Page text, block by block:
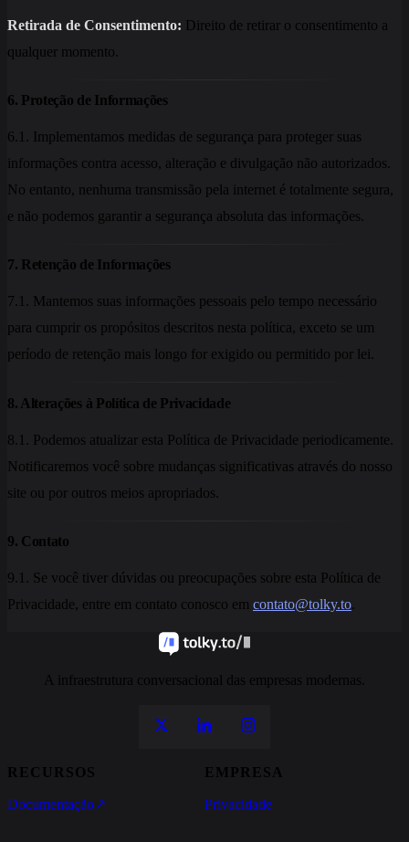
Retirada de Consentimento: Direito de retirar o consentimento a
qualquer momento.
6. Proteção de Informações
6.1. Implementamos medidas de segurança para proteger suas
informações contra acesso, alteração e divulgação não autorizados.
No entanto, nenhuma transmissão pela internet é totalmente segura,
e não podemos garantir a segurança absoluta das informações.
7. Retenção de Informações
7.1. Mantemos suas informações pessoais pelo tempo necessário
para cumprir os propósitos descritos nesta política, exceto se um
período de retenção mais longo for exigido ou permitido por lei.
8. Alterações à Política de Privacidade
8.1. Podemos atualizar esta Política de Privacidade periodicamente.
Notificaremos você sobre mudanças significativas através do nosso
site ou por outros meios apropriados.
9. Contato
9.1. Se você tiver dúvidas ou preocupações sobre esta Política de
Privacidade, entre em contato conosco em contato@tolky.to
A infraestrutura conversacional das empresas modernas.
RECURSOS
Documentação↗
EMPRESA
Privacidade